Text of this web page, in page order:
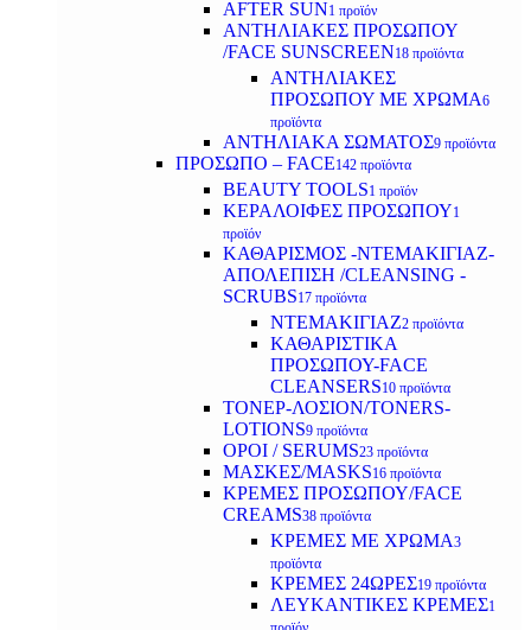
AFTER SUN1 προϊόν
ΑΝΤΗΛΙΑΚΕΣ ΠΡΟΣΩΠΟΥ
/FACE SUNSCREEN18 προϊόντα
ΑΝΤΗΛΙΑΚΕΣ
ΠΡΟΣΩΠΟΥ ΜΕ ΧΡΩΜΑ6
προϊόντα
ΑΝΤΗΛΙΑΚΑ ΣΩΜΑΤΟΣ9 προϊόντα
ΠΡΟΣΩΠΟ – FACE142 προϊόντα
BEAUTY TOOLS1 προϊόν
ΚΕΡΑΛΟΙΦΕΣ ΠΡΟΣΩΠΟΥ1
προϊόν
ΚΑΘΑΡΙΣΜΟΣ -ΝΤΕΜΑΚΙΓΙΑΖ-
ΑΠΟΛΕΠΙΣΗ /CLEANSING -
SCRUBS17 προϊόντα
ΝΤΕΜΑΚΙΓΙΑΖ2 προϊόντα
ΚΑΘΑΡΙΣΤΙΚΑ
ΠΡΟΣΩΠΟΥ-FACE
CLEANSERS10 προϊόντα
ΤΟΝΕΡ-ΛΟΣΙΟΝ/TONERS-
LOTIONS9 προϊόντα
ΟΡΟΙ / SERUMS23 προϊόντα
ΜΑΣΚΕΣ/MASKS16 προϊόντα
ΚΡΕΜΕΣ ΠΡΟΣΩΠΟΥ/FACE
CREAMS38 προϊόντα
ΚΡΕΜΕΣ ΜΕ ΧΡΩΜΑ3
προϊόντα
ΚΡΕΜΕΣ 24ΩΡΕΣ19 προϊόντα
ΛΕΥΚΑΝΤΙΚΕΣ ΚΡΕΜΕΣ1